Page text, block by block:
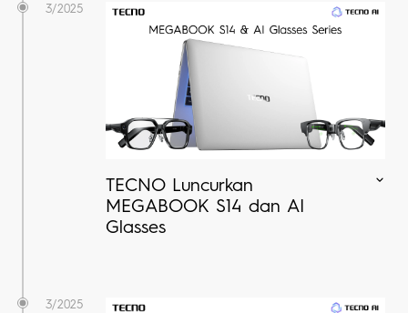
TECNO Luncurkan
MEGABOOK S14 dan AI
Glasses
3/2025
3/2025